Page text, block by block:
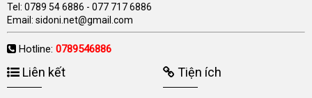
Tel: 0789 54 6886 - 077 717 6886
Email: sidoni.net@gmail.com
Hotline: 0789546886
Liên kết Tiện ích